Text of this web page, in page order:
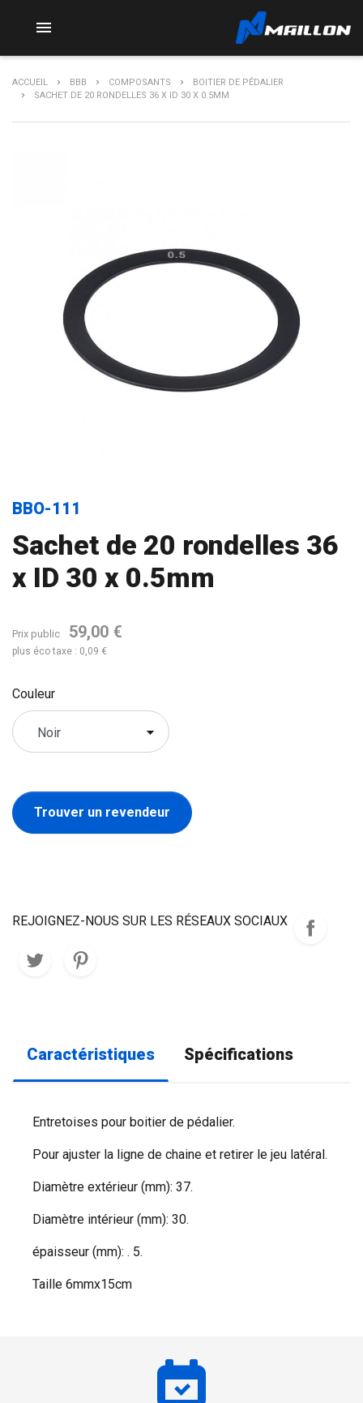

ACCUEIL BBB COMPOSANTS
BOITIER DE PÉDALIER
SACHET DE 20 RONDELLES 36 X ID 30 X 0.5MM
BBO-111
Sachet de 20 rondelles 36
x ID 30 x 0.5mm
Prix public 59,00 €
plus éco taxe : 0,09 €
Couleur
Trouver un revendeur
REJOIGNEZ-NOUS SUR LES RÉSEAUX SOCIAUX
Caractéristiques Spécifications
Entretoises pour boitier de pédalier.
Pour ajuster la ligne de chaine et retirer le jeu latéral.
Diamètre extérieur (mm): 37.
Diamètre intérieur (mm): 30.
épaisseur (mm): . 5.
Taille 6mmx15cm